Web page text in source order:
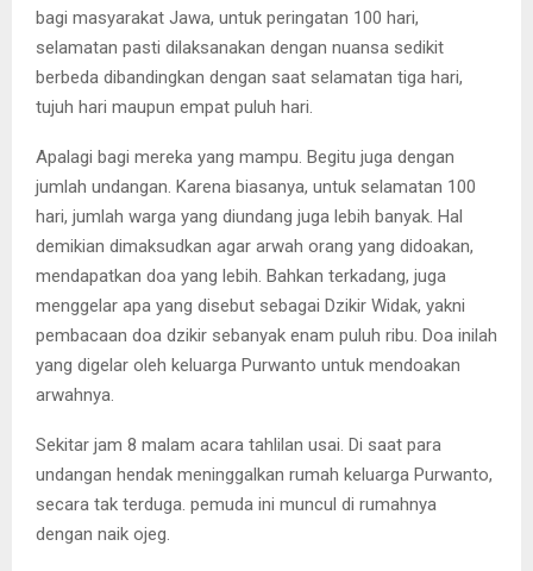
bagi masyarakat Jawa, untuk peringatan 100 hari,
selamatan pasti dilaksanakan dengan nuansa sedikit
berbeda dibandingkan dengan saat selamatan tiga hari,
tujuh hari maupun empat puluh hari.
Apalagi bagi mereka yang mampu. Begitu juga dengan
jumlah undangan. Karena biasanya, untuk selamatan 100
hari, jumlah warga yang diundang juga lebih banyak. Hal
demikian dimaksudkan agar arwah orang yang didoakan,
mendapatkan doa yang lebih. Bahkan terkadang, juga
menggelar apa yang disebut sebagai Dzikir Widak, yakni
pembacaan doa dzikir sebanyak enam puluh ribu. Doa inilah
yang digelar oleh keluarga Purwanto untuk mendoakan
arwahnya.
Sekitar jam 8 malam acara tahlilan usai. Di saat para
undangan hendak meninggalkan rumah keluarga Purwanto,
secara tak terduga. pemuda ini muncul di rumahnya
dengan naik ojeg.